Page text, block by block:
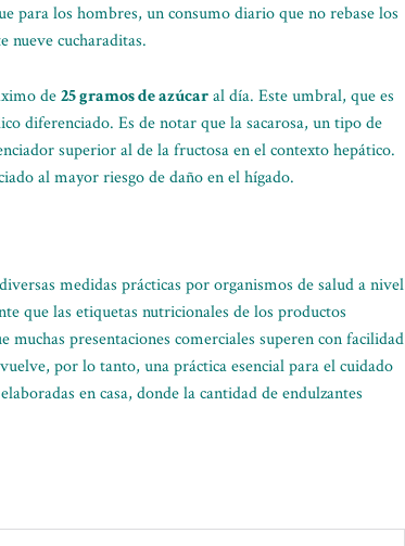
para los hombres, un consumo diario que no rebase los
nueve cucharaditas.
de25 gramos de azúcaral día. Este umbral, que es
diferenciado. Es de notar que la sacarosa, un tipo de
superior al de la fructosa en el contexto hepático.
al mayor riesgo de daño en el hígado.
medidas prácticas por organismos de salud a nivel
que las etiquetas nutricionales de los productos
muchas presentaciones comerciales superen con facilidad
por lo tanto, una práctica esencial para el cuidado
en casa, donde la cantidad de endulzantes